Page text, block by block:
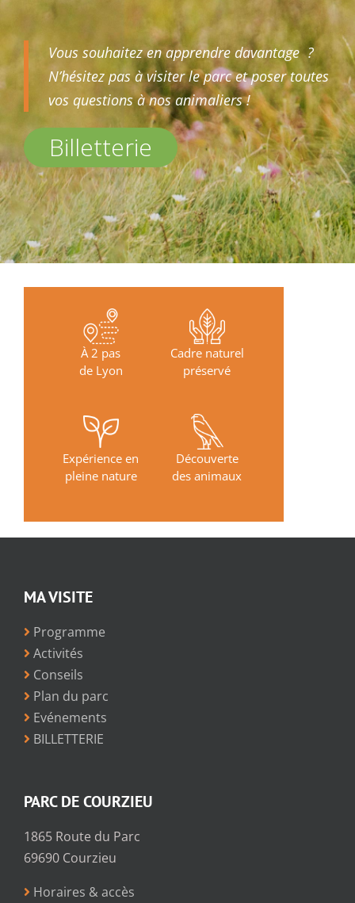
Vous souhaitez en apprendre davantage ?
N’hésitez pas à visiter le parc et poser toutes
vos questions à nos animaliers !
Billetterie
À 2 pas
de Lyon
Cadre naturel
préservé
Expérience en
pleine nature
Découverte
des animaux
MA VISITE
Programme
Activités
Conseils
Plan du parc
Evénements
BILLETTERIE
PARC DE COURZIEU
1865 Route du Parc
69690 Courzieu
Horaires & accès